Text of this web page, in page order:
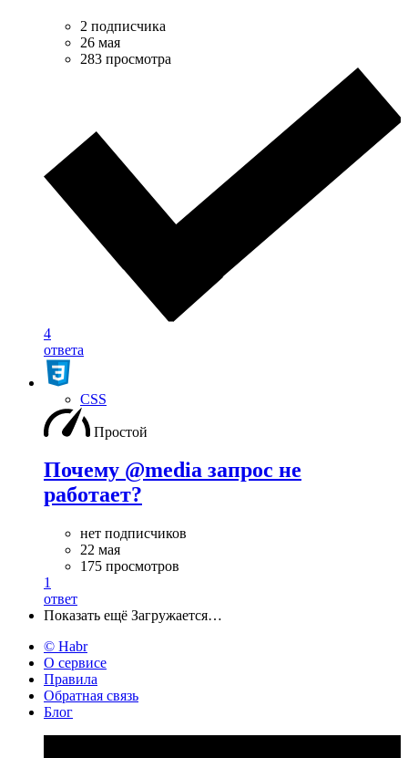
2 подписчика
26 мая
283 просмотра
4
ответа
CSS
Простой
Почему @media запрос не
работает?
нет подписчиков
22 мая
175 просмотров
1
ответ
Показать ещё Загружается…
© Habr
О сервисе
Правила
Обратная связь
Блог